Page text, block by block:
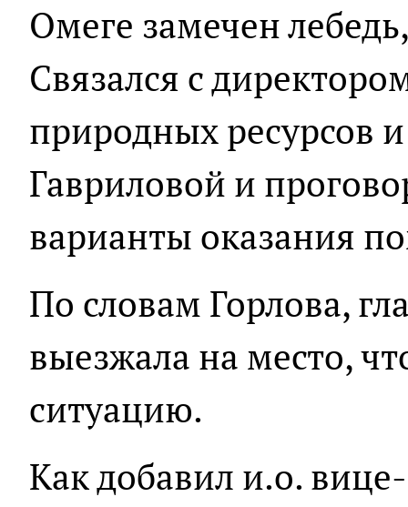
Омеге замечен
Связался с
природных ресурсов
Гавриловой и
варианты оказания
По словам Горлова,
выезжала на место,
ситуацию.
Как добавил и.о.